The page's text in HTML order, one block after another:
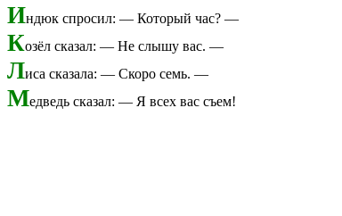
Индюк спросил: — Который час? —
Козёл сказал: — Не слышу вас. —
Лиса сказала: — Скоро семь. —
Медведь сказал: — Я всех вас съем!